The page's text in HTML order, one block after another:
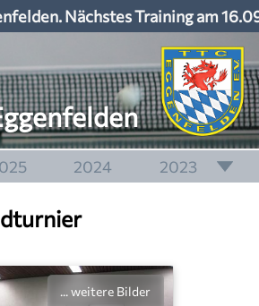
Nächstes Training am
2024
2023
2016
2012
2011
2008
2007
... weitere Bilder